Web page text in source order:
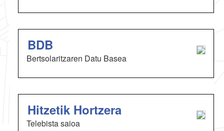
BDB
Bertsolaritzaren Datu Basea
Hitzetik Hortzera
Telebista saioa